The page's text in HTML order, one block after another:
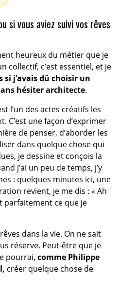
si vous aviez suivi vos rêves
heureux du métier que je
collectif, c’est essentiel, et je
si j’avais dû choisir un
hésiter architecte.
l’un des actes créatifs les
C’est une façon d’exprimer
de penser, d’aborder les
dans quelque chose qui
je dessine et conçois la
j’ai un peu de temps, j’y
: quelques minutes ici, une
revient, je me dis : « Ah
parfaitement ce que je
dans la vie. On ne sait
réserve. Peut-être que je
pourrai, comme Philippe
créer quelque chose de